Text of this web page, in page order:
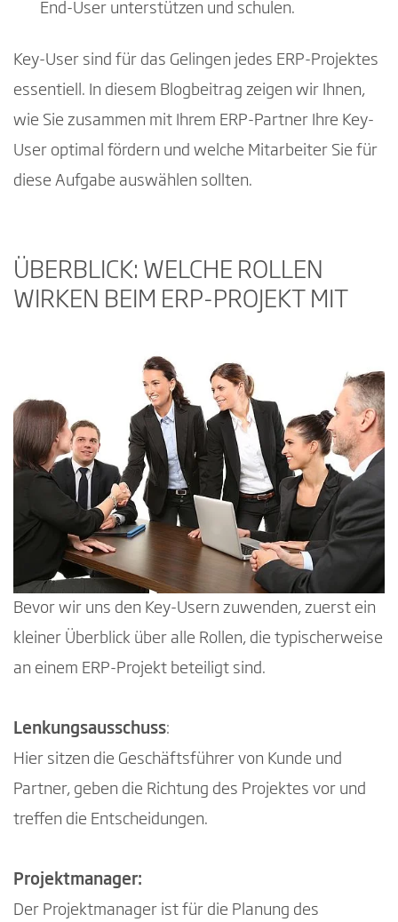
End-User unterstützen und schulen.
Key-User sind für das Gelingen jedes ERP-Projektes
essentiell. In diesem Blogbeitrag zeigen wir Ihnen,
wie Sie zusammen mit Ihrem ERP-Partner Ihre Key-
User optimal fördern und welche Mitarbeiter Sie für
diese Aufgabe auswählen sollten.
ÜBERBLICK: WELCHE ROLLEN
WIRKEN BEIM ERP-PROJEKT MIT
Bevor wir uns den Key-Usern zuwenden, zuerst ein
kleiner Überblick über alle Rollen, die typischerweise
an einem ERP-Projekt beteiligt sind.
Lenkungsausschuss:
Hier sitzen die Geschäftsführer von Kunde und
Partner, geben die Richtung des Projektes vor und
treffen die Entscheidungen.
Projektmanager:
Der Projektmanager ist für die Planung des